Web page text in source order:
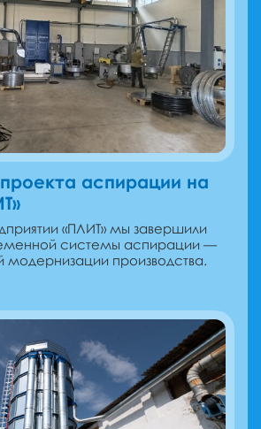
аспирации на
«ПЛИТ» мы завершили
системы аспирации —
модернизации производства.